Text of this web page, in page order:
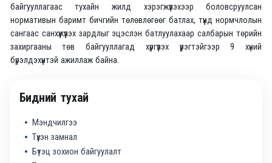
байгууллагаас тухайн жилд хэрэгжүүлэхээр боловсруулсан
нормативын баримт бичгийн төлөвлөгөөг батлах, түүнд нормчлолын
сангаас санхүүжүүлэх зардлыг эцэслэн батлуулахаар салбарын төрийн
захиргааны төв байгууллагад хүргүүлэх үүрэгтэйгээр 9 хүний
бүрэлдэхүүнтэй ажиллаж байна.
Бидний тухай
Мэндчилгээ
Түүхэн замнал
Бүтэц зохион байгуулалт